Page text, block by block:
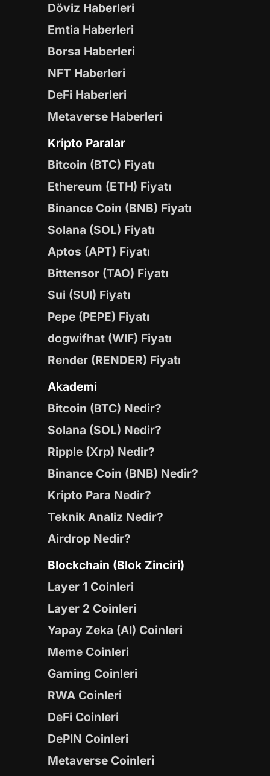
Döviz Haberleri
Emtia Haberleri
Borsa Haberleri
NFT Haberleri
DeFi Haberleri
Metaverse Haberleri
Kripto Paralar
Bitcoin (BTC) Fiyatı
Ethereum (ETH) Fiyatı
Binance Coin (BNB) Fiyatı
Solana (SOL) Fiyatı
Aptos (APT) Fiyatı
Bittensor (TAO) Fiyatı
Sui (SUI) Fiyatı
Pepe (PEPE) Fiyatı
dogwifhat (WIF) Fiyatı
Render (RENDER) Fiyatı
Akademi
Bitcoin (BTC) Nedir?
Solana (SOL) Nedir?
Ripple (Xrp) Nedir?
Binance Coin (BNB) Nedir?
Kripto Para Nedir?
Teknik Analiz Nedir?
Airdrop Nedir?
Blockchain (Blok Zinciri)
Layer 1 Coinleri
Layer 2 Coinleri
Yapay Zeka (AI) Coinleri
Meme Coinleri
Gaming Coinleri
RWA Coinleri
DeFi Coinleri
DePIN Coinleri
Metaverse Coinleri